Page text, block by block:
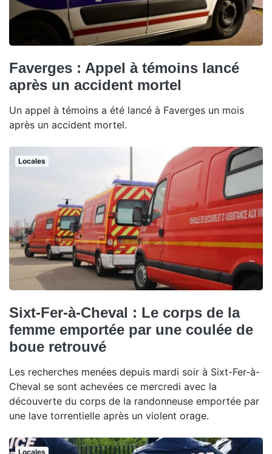
Faverges : Appel à témoins lancé
après un accident mortel
Un appel à témoins a été lancé à Faverges un mois
après un accident mortel.
Locales
Sixt-Fer-à-Cheval : Le corps de la
femme emportée par une coulée de
boue retrouvé
Les recherches menées depuis mardi soir à Sixt-Fer-à-
Cheval se sont achevées ce mercredi avec la
découverte du corps de la randonneuse emportée par
une lave torrentielle après un violent orage.
Locales